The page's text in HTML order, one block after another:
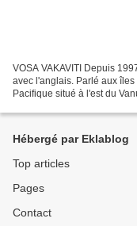
VOSA VAKAVITI Depuis
avec l'anglais. Parlé aux
Pacifique situé à l'est du
Hébergé par Eklablog
Top articles
Pages
Contact